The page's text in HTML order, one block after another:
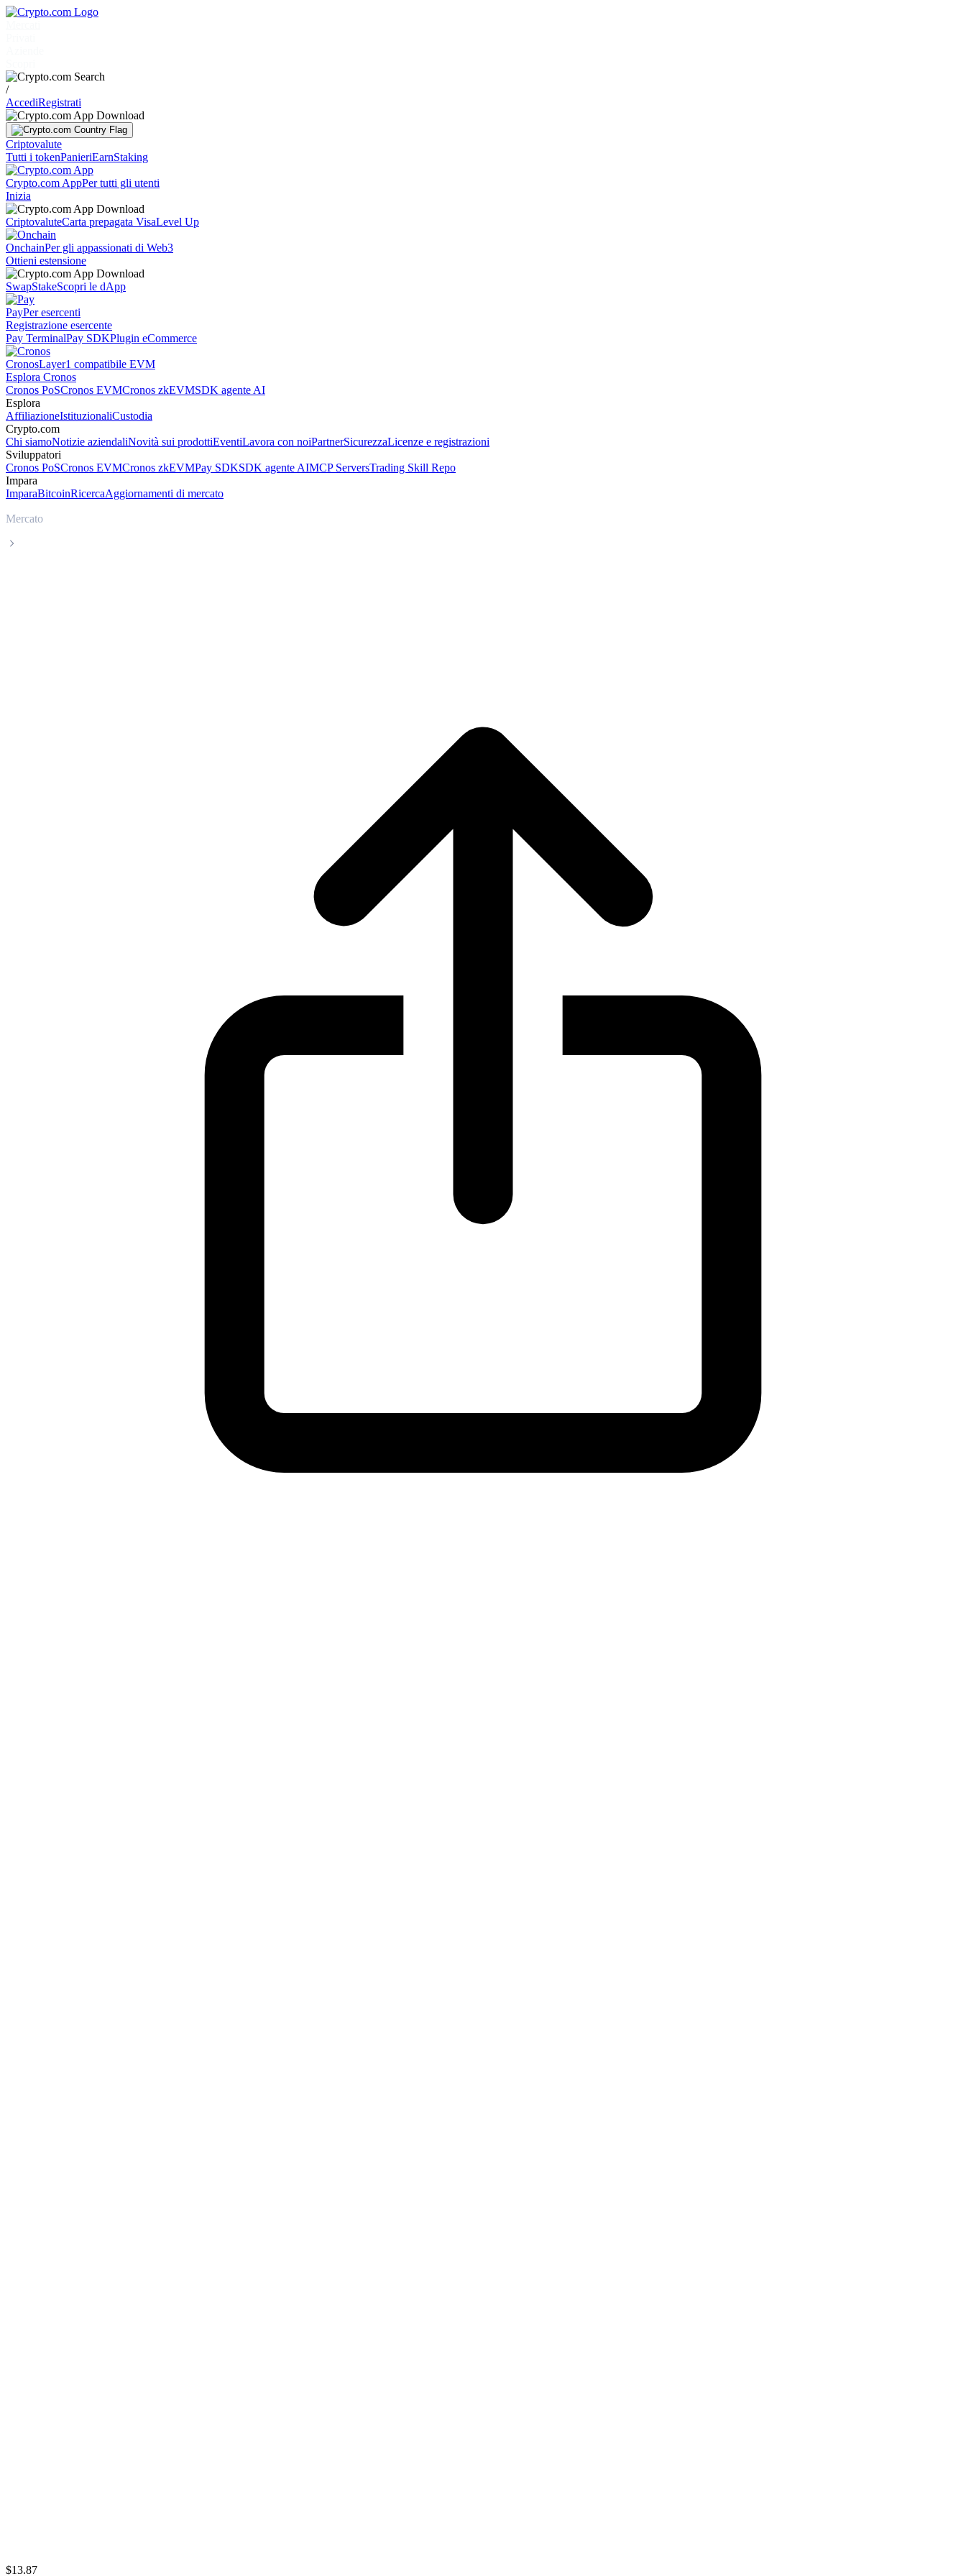
/
AccediRegistrati
Criptovalute
Tutti i tokenPanieriEarnStaking
Crypto.com AppPer tutti gli utenti
Inizia
CriptovaluteCarta prepagata VisaLevel Up
OnchainPer gli appassionati di Web3
Ottieni estensione
SwapStakeScopri le dApp
PayPer esercenti
Registrazione esercente
Pay TerminalPay SDKPlugin eCommerce
CronosLayer1 compatibile EVM
Esplora Cronos
Cronos PoSCronos EVMCronos zkEVMSDK agente AI
Esplora
AffiliazioneIstituzionaliCustodia
Crypto.com
Chi siamoNotizie aziendaliNovità sui prodottiEventiLavora con noiPartnerSicurezzaLicenze e registrazioni
Sviluppatori
Cronos PoSCronos EVMCronos zkEVMPay SDKSDK agente AIMCP ServersTrading Skill Repo
Impara
ImparaBitcoinRicercaAggiornamenti di mercato
Mercato
$13.87